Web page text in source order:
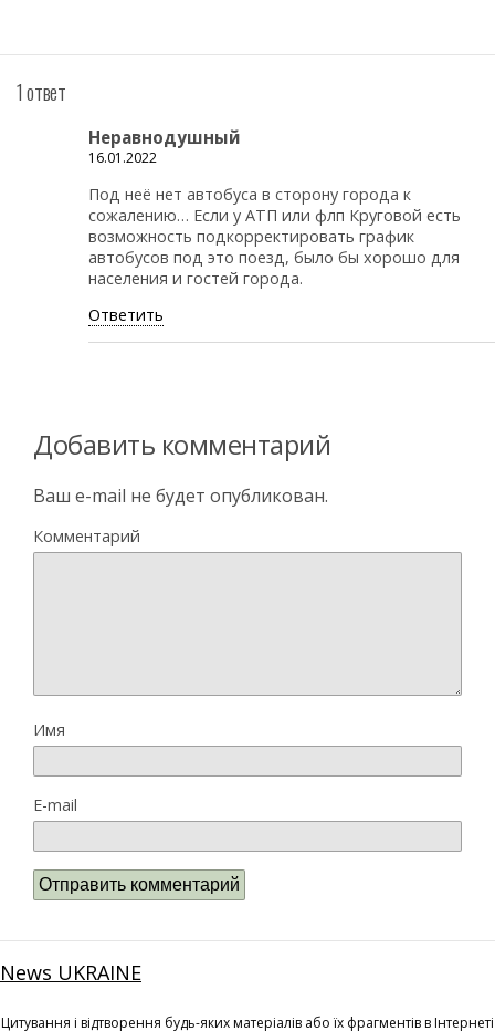
1 ответ
Неравнодушный
16.01.2022
Под неё нет автобуса в сторону города к
сожалению… Если у АТП или флп Круговой есть
возможность подкорректировать график
автобусов под это поезд, было бы хорошо для
населения и гостей города.
Ответить
Добавить комментарий
Ваш e-mail не будет опубликован.
Комментарий
Имя
E-mail
News UKRAINE
Цитування і відтворення будь-яких матеріалів або їх фрагментів в Інтернеті